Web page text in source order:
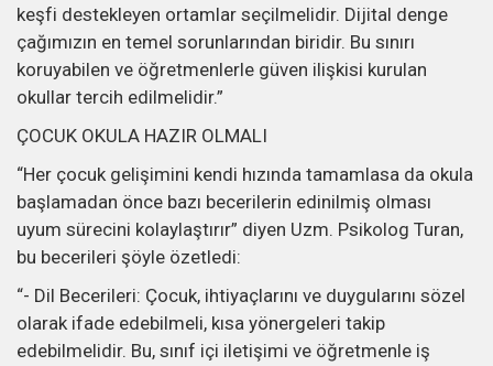
keşfi destekleyen ortamlar seçilmelidir. Dijital denge
çağımızın en temel sorunlarından biridir. Bu sınırı
koruyabilen ve öğretmenlerle güven ilişkisi kurulan
okullar tercih edilmelidir.”
ÇOCUK OKULA HAZIR OLMALI
“Her çocuk gelişimini kendi hızında tamamlasa da okula
başlamadan önce bazı becerilerin edinilmiş olması
uyum sürecini kolaylaştırır” diyen Uzm. Psikolog Turan,
bu becerileri şöyle özetledi:
“- Dil Becerileri: Çocuk, ihtiyaçlarını ve duygularını sözel
olarak ifade edebilmeli, kısa yönergeleri takip
edebilmelidir. Bu, sınıf içi iletişimi ve öğretmenle iş